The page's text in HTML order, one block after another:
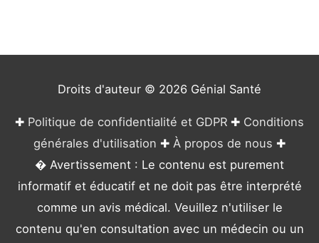
Droits d'auteur © 2026 Génial Santé
✚ Politique de confidentialité et GDPR ✚ Conditions
générales d'utilisation ✚ À propos de nous ✚
� Avertissement : Le contenu est purement
informatif et éducatif et ne doit pas être interprété
comme un avis médical. Veuillez n'utiliser le
contenu qu'en consultation avec un médecin ou un